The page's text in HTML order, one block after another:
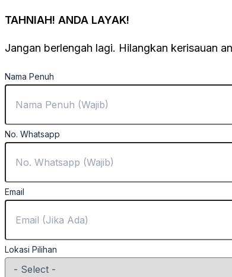
TAHNIAH! ANDA LAYAK!
Jangan berlengah lagi. Hilangkan kerisauan
Nama Penuh
No. Whatsapp
Email
Lokasi Pilihan